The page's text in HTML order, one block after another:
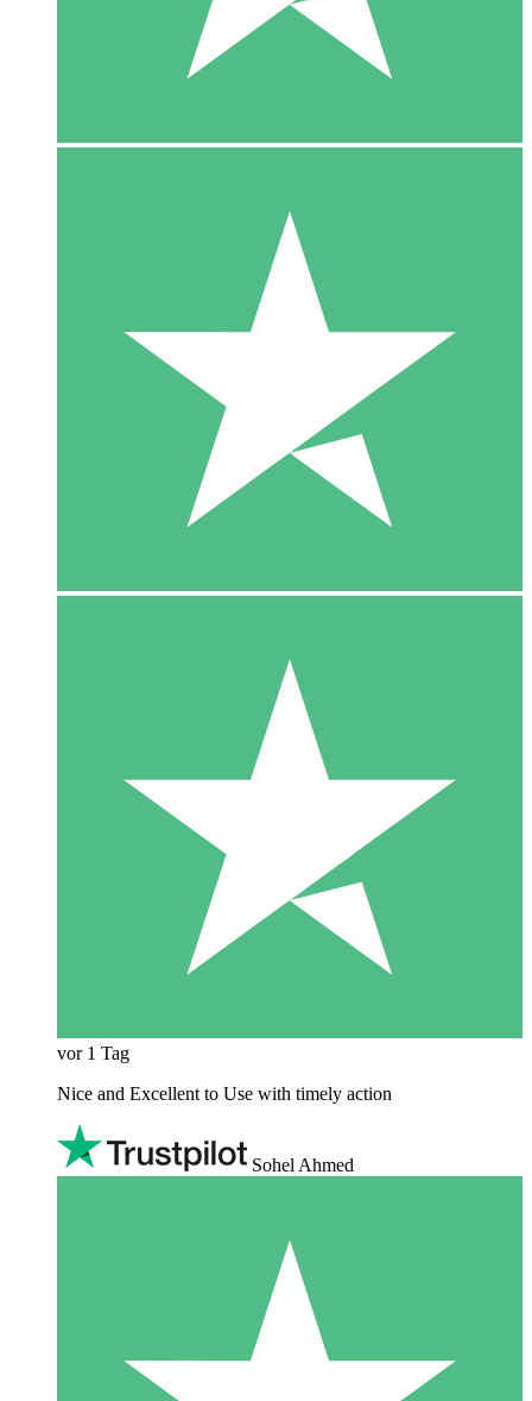
vor 1 Tag
Nice and Excellent to Use with timely action
Sohel Ahmed